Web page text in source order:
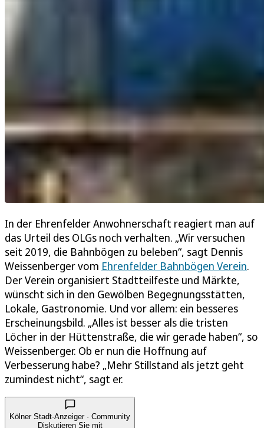
In der Ehrenfelder Anwohnerschaft reagiert man auf
das Urteil des OLGs noch verhalten. „Wir versuchen
seit 2019, die Bahnbögen zu beleben“, sagt Dennis
Weissenberger vom Ehrenfelder Bahnbögen Verein.
Der Verein organisiert Stadtteilfeste und Märkte,
wünscht sich in den Gewölben Begegnungsstätten,
Lokale, Gastronomie. Und vor allem: ein besseres
Erscheinungsbild. „Alles ist besser als die tristen
Löcher in der Hüttenstraße, die wir gerade haben“, so
Weissenberger. Ob er nun die Hoffnung auf
Verbesserung habe? „Mehr Stillstand als jetzt geht
zumindest nicht“, sagt er.
Kölner Stadt-Anzeiger · Community
Diskutieren Sie mit